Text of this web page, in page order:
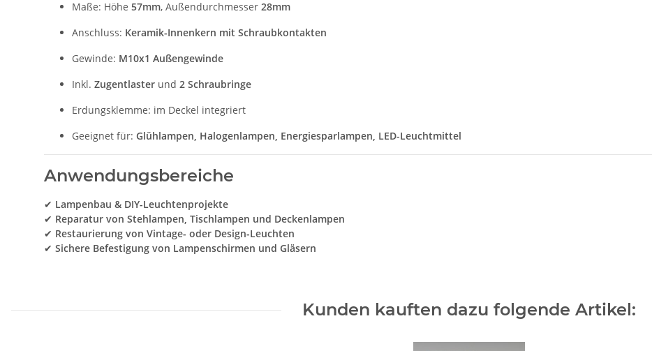
Maße: Höhe 57mm, Außendurchmesser 28mm
Anschluss: Keramik-Innenkern mit Schraubkontakten
Gewinde: M10x1 Außengewinde
Inkl. Zugentlaster und 2 Schraubringe
Erdungsklemme: im Deckel integriert
Geeignet für: Glühlampen, Halogenlampen, Energiesparlampen, LED-Leuchtmittel
Anwendungsbereiche
✔ Lampenbau & DIY-Leuchtenprojekte
✔ Reparatur von Stehlampen, Tischlampen und Deckenlampen
✔ Restaurierung von Vintage- oder Design-Leuchten
✔ Sichere Befestigung von Lampenschirmen und Gläsern
Kunden kauften dazu folgende Artikel: